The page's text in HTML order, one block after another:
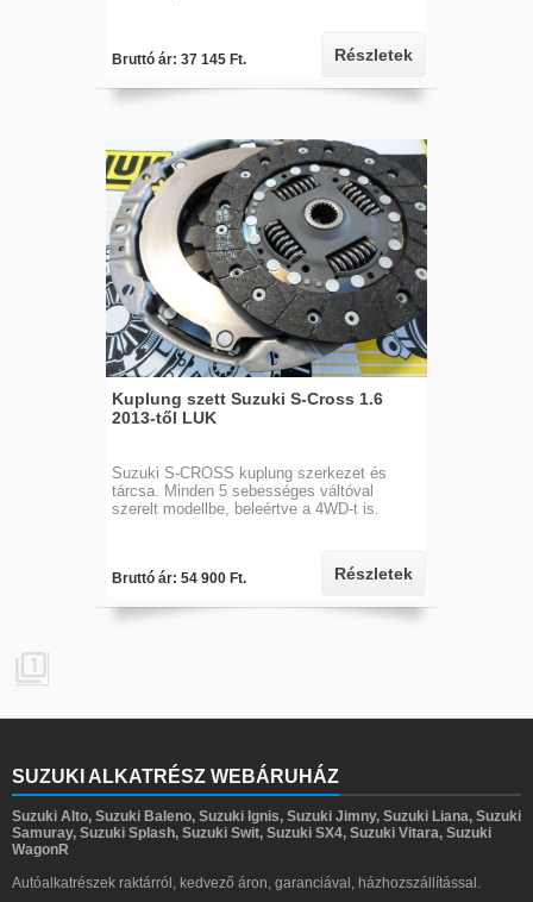
Bruttó ár: 37 145 Ft. Részletek
Kuplung szett Suzuki S-Cross 1.6
2013-től LUK
Suzuki S-CROSS kuplung szerkezet és
tárcsa. Minden 5 sebességes váltóval
szerelt modellbe, beleértve a 4WD-t is.
Bruttó ár: 54 900 Ft. Részletek

SUZUKI ALKATRÉSZ WEBÁRUHÁZ
Suzuki Alto, Suzuki Baleno, Suzuki Ignis, Suzuki Jimny, Suzuki Liana, Suzuki
Samuray, Suzuki Splash, Suzuki Swit, Suzuki SX4, Suzuki Vitara, Suzuki
WagonR
Autóalkatrészek raktárról, kedvező áron, garanciával, házhozszállítással.